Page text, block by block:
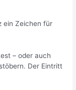
ein Zeichen für
– oder auch
Der Eintritt